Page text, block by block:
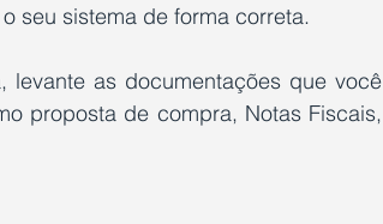
seu sistema de forma correta.
levante as documentações que você
proposta de compra, Notas Fiscais,